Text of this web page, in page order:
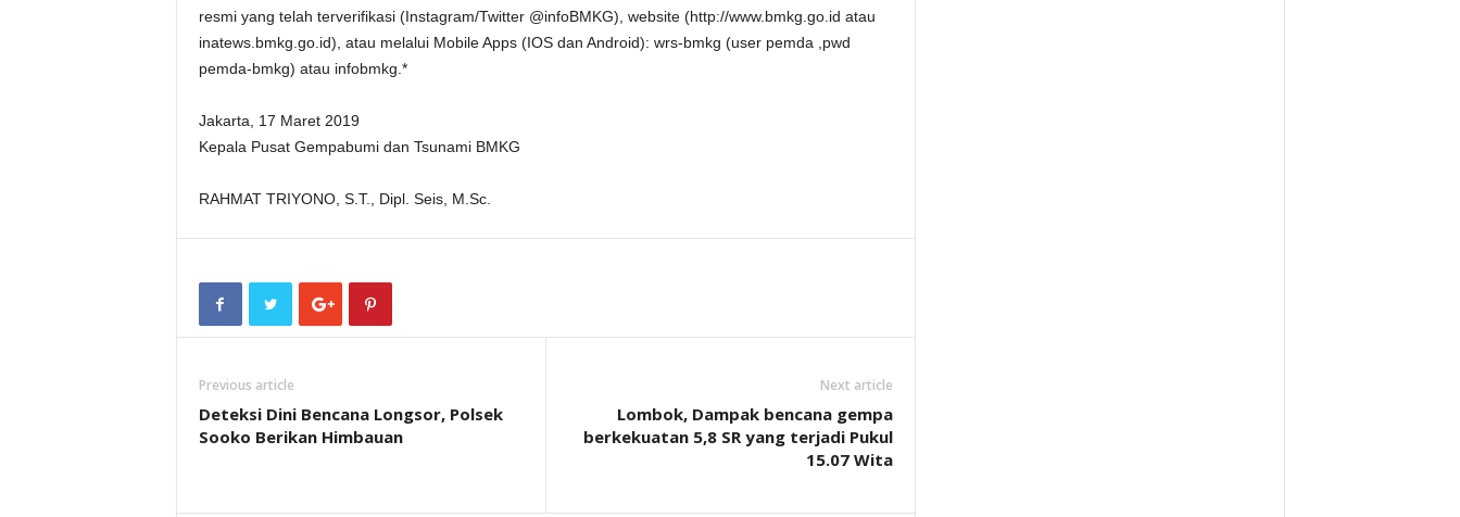
resmi yang telah terverifikasi (Instagram/Twitter @infoBMKG), website (http://www.bmkg.go.id atau
inatews.bmkg.go.id), atau melalui Mobile Apps (IOS dan Android): wrs-bmkg (user pemda ,pwd
pemda-bmkg) atau infobmkg.*
Jakarta, 17 Maret 2019
Kepala Pusat Gempabumi dan Tsunami BMKG
RAHMAT TRIYONO, S.T., Dipl. Seis, M.Sc.
Previous article
Deteksi Dini Bencana Longsor, Polsek
Sooko Berikan Himbauan
Next article
Lombok, Dampak bencana gempa
berkekuatan 5,8 SR yang terjadi Pukul
15.07 Wita